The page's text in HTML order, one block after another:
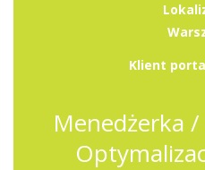
Klient
Menedżerka